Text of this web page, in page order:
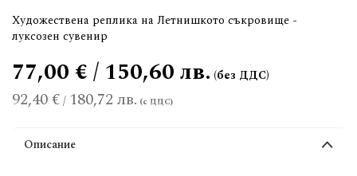
Художествена реплика на Летнишкото съкровище -
луксозен сувенир
92,40 €/ 180,72 лв.
77,00 € / 150,60 лв.
Описание